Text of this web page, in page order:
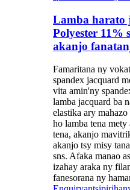
Lamba harato
Polyester 11%
akanjo
Famaritana ny
spandex jacquard
vita amin'ny
lamba jacquard ba
elastika ary
ho lamba tena
tena, akanjo
akanjo tsy misy
sns. Afaka manao
izahay araka ny
fanesorana ny